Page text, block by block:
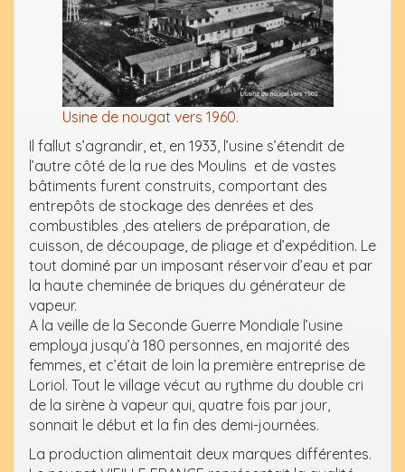
Usine de nougat vers 1960.
Il fallut s’agrandir, et, en 1933, l’usine s’étendit de
l’autre côté de la rue des Moulins et de vastes
bâtiments furent construits, comportant des
entrepôts de stockage des denrées et des
combustibles ,des ateliers de préparation, de
cuisson, de découpage, de pliage et d’expédition. Le
tout dominé par un imposant réservoir d’eau et par
la haute cheminée de briques du générateur de
vapeur.
A la veille de la Seconde Guerre Mondiale l’usine
employa jusqu’à 180 personnes, en majorité des
femmes, et c’était de loin la première entreprise de
Loriol. Tout le village vécut au rythme du double cri
de la sirène à vapeur qui, quatre fois par jour,
sonnait le début et la fin des demi-journées.
La production alimentait deux marques différentes.